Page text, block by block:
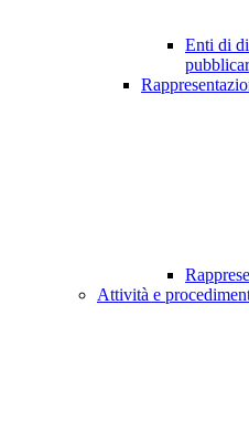
Enti di
Attività e